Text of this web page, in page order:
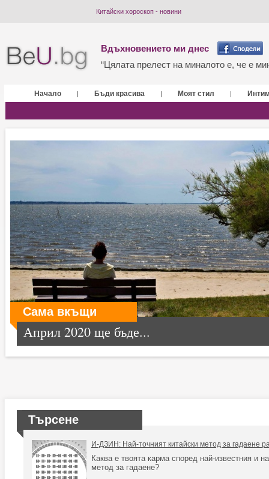
Китайски хороскоп - новини
Вдъхновението ми днес
“Цялата прелест на миналото е, че е
Начало | Бъди красива | Моят стил |
Сама вкъщи
Април 2020 ще бъде...
Търсене
И-ДЗИН: Най-точният китайски метод за гадаене
Каква е твоята карма според най-известния и
метод за гадаене?